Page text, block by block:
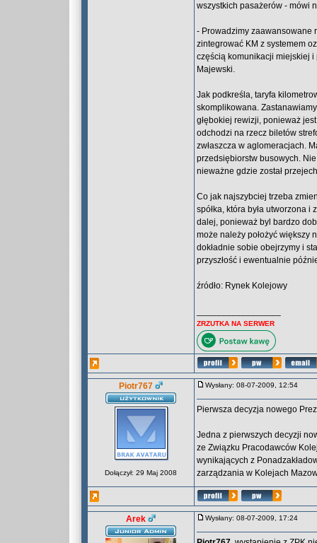
wszystkich pasażerów - mówi
- Prowadzimy zaawansowane
zintegrować KM z systemem
częścią komunikacji miejskiej
Majewski.
Jak podkreśla, taryfa
skomplikowana.
głębokiej rewizji, ponieważ
odchodzi na rzecz biletów
zwłaszcza w aglomeracjach.
przedsiębiorstw busowych.
nieważne gdzie został
Co jak najszybciej trzeba
spółka, która była utworzona
dalej, ponieważ byl bardzo
może należy położyć większy
dokładnie sobie obejrzymy i
przyszłość i ewentualnie
źródło: Rynek Kolejowy
ZRZUTKA NA SERWER
Piotr767
Dołączył: 29 Maj 2008
Wysłany: 08-07-2009, 12:54
Pierwsza decyzja nowego
Jedna z pierwszych decyzji
ze Związku Pracodawców
wynikających z
zarządzania w Kolejach
Arek Wysłany: 08-07-2009, 17:24